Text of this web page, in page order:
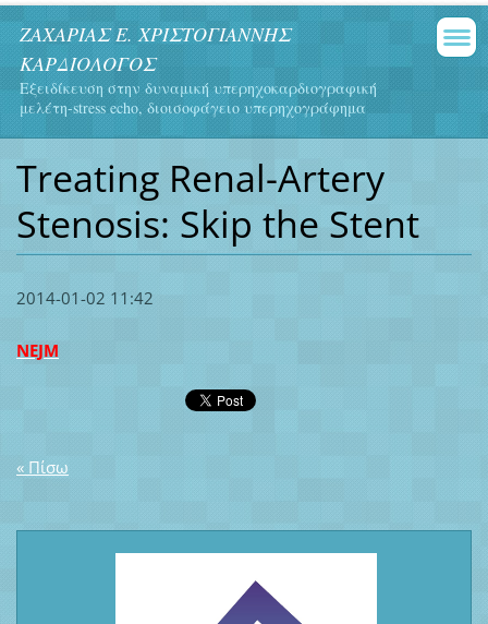
ΖΑΧΑΡΙΑΣ Ε. ΧΡΙΣΤΟΓΙΑΝΝΗΣ
ΚΑΡΔΙΟΛΟΓΟΣ
Εξειδίκευση στην δυναμική υπερηχοκαρδιογραφική
μελέτη-stress echo, διοισοφάγειο υπερηχογράφημα
Treating Renal-Artery
Stenosis: Skip the Stent
2014-01-02 11:42
NEJM
« Πίσω